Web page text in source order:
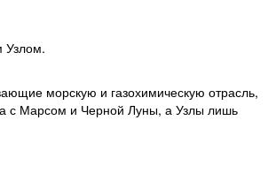
Узлом.
морскую и газохимическую отрасль,
с Марсом и Черной Луны, а Узлы лишь